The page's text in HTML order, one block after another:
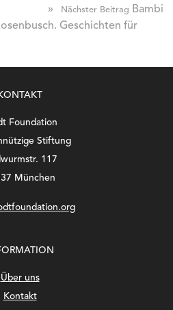
» Nächster Beitrag Bambi
Geschichten für
Foundation
Stiftung
117
München
Über uns
Kontakt